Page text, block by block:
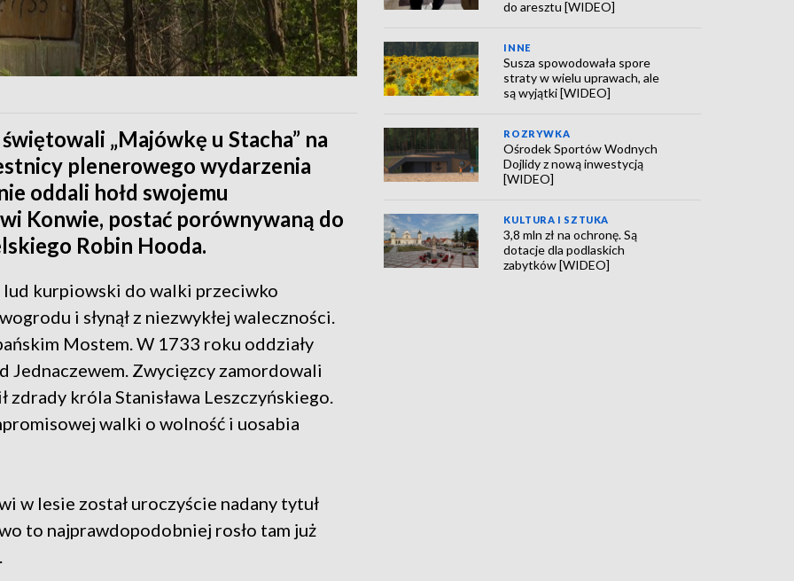
„Majówkę u Stacha” na
plenerowego wydarzenia
oddali hołd swojemu
Konwie, postać porównywaną do
Robin Hooda.
lud kurpiowski do walki przeciwko
i słynął z niezwykłej waleczności.
Mostem. W 1733 roku oddziały
Jednaczewem. Zwycięzcy zamordowali
króla Stanisława Leszczyńskiego.
walki o wolność i uosabia
w lesie został uroczyście nadany tytuł
to najprawdopodobniej rosło tam już
do aresztu [WIDEO]
INNE
Susza spowodowała spore
straty w wielu uprawach, ale
są wyjątki [WIDEO]
ROZRYWKA
Ośrodek Sportów Wodnych
Dojlidy z nową inwestycją
[WIDEO]
KULTURA I SZTUKA
3,8 mln zł na ochronę. Są
dotacje dla podlaskich
zabytków [WIDEO]